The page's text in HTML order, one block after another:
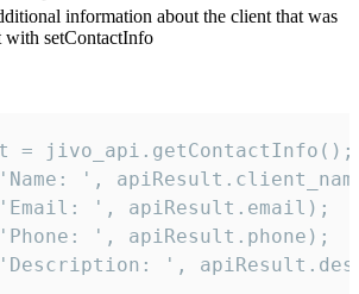
information about the client that was
with setContactInfo
= jivo_api.getContactInfo();
',
', apiResult.email);
', apiResult.phone);
',